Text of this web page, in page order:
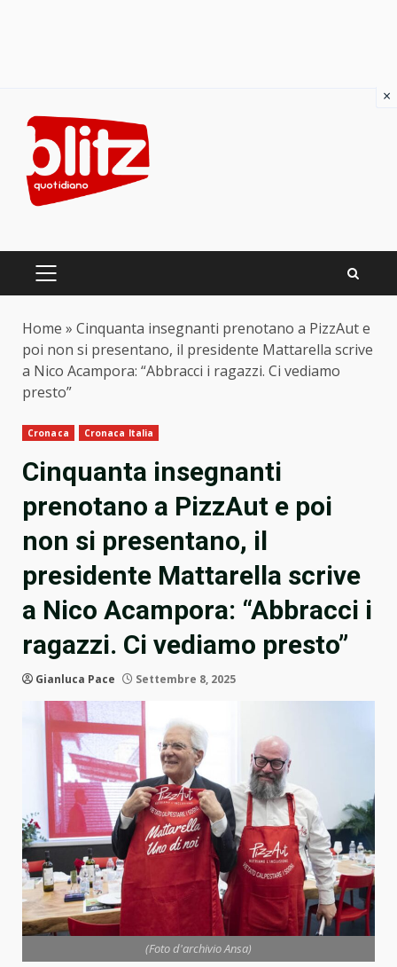
content
PRIMARY
Home » Cinquanta insegnanti prenotano a PizzAut e
poi non si presentano, il presidente Mattarella scrive
a Nico Acampora: “Abbracci i ragazzi. Ci vediamo
presto”
Cronaca Cronaca Italia
Cinquanta insegnanti
prenotano a PizzAut e poi
non si presentano, il
presidente Mattarella scrive
a Nico Acampora: “Abbracci i
ragazzi. Ci vediamo presto”
Gianluca Pace Settembre 8, 2025
(Foto d'archivio Ansa)
×